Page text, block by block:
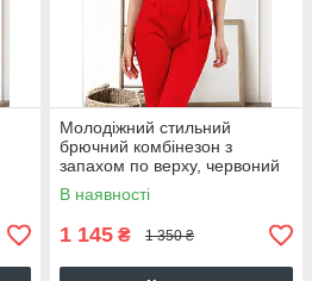
Молодіжний стильний
брючний комбінезон з
запахом по верху, червоний
В наявності
1 145 ₴ 1 350 ₴